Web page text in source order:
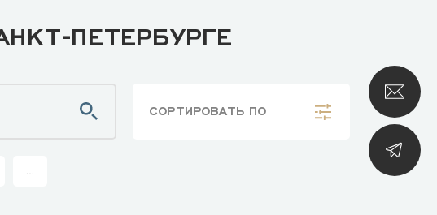
ПЕТЕРБУРГЕ
СОРТИРОВАТЬ ПО
...